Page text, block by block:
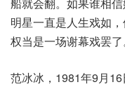
船就会翻。如果谁相
明星一直是人生戏如
权当是一场谢幕戏罢了
范冰冰，1981年9月